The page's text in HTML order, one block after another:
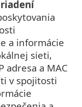
a informácie
sieti,
adresa a MAC
v spojitosti